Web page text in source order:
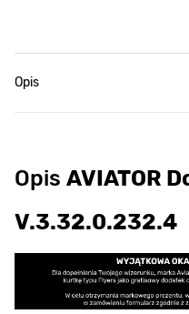
Opis
Opis AVIATOR
V.3.32.0.232.4